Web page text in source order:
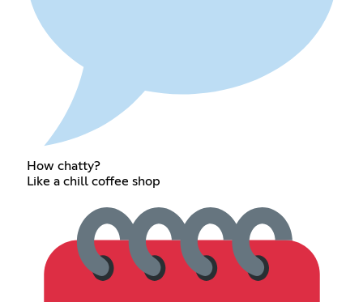
How chatty?
Like a chill coffee shop